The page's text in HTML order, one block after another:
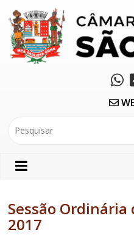
Sessão Ordinária
2017